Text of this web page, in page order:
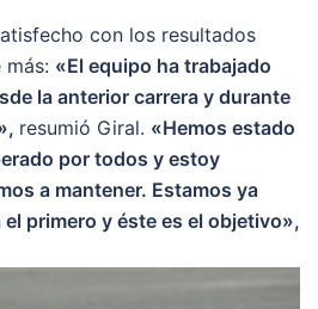
con los resultados
«El equipo ha trabajado
la anterior carrera y durante
resumió Giral. «Hemos estado
por todos y estoy
a mantener. Estamos ya
primero y éste es el objetivo»,